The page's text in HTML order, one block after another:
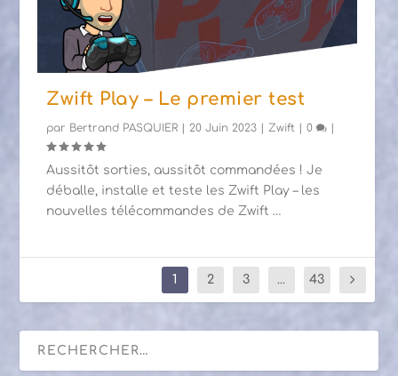
Zwift Play – Le premier test
par Bertrand PASQUIER | 20 Juin 2023 | Zwift |0 |
Aussitôt sorties, aussitôt commandées ! Je
déballe, installe et teste les Zwift Play – les
nouvelles télécommandes de Zwift …
1 2 3 ... 43